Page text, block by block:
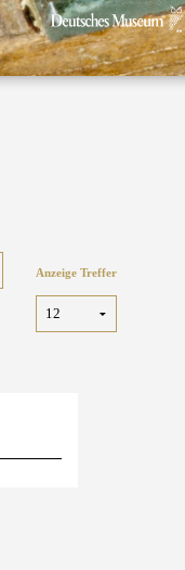
Anzeige Treffer